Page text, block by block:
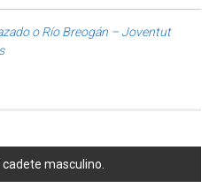
o Río Breogán – Joventut
masculino.